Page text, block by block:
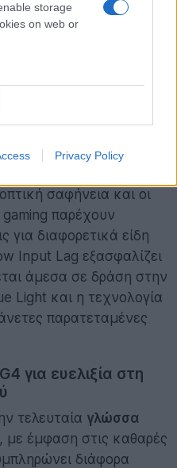
storage
on web or
Privacy Policy
με κονσόλες
@ 120 Hz για
ολοκληρωμένες
σχεδιαστεί για
σε σκοτεινές
σαφήνεια και οι
gaming παρέχουν
για διαφορετικά είδη
Input Lag εξασφαλίζει
άμεσα σε δράση στην
Light και η τεχνολογία
παρατεταμένες
για ευελιξία στη
τελευταία γλώσσα
, με έμφαση στις καθαρές
διάφορα